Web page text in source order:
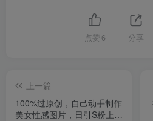
点赞 6 分享
上一篇
100%过原创，自己动手制作
美女性感图片，日引S粉上